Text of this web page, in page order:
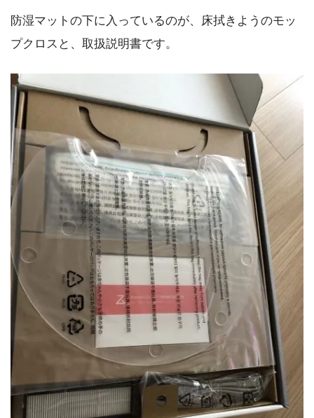
防湿マットの下に入っているのが、床拭きようのモッ
プクロスと、取扱説明書です。